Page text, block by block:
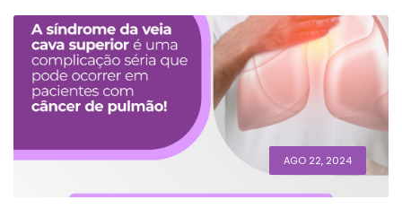
AGO 22, 2024